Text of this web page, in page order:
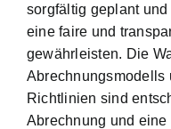
sorgfältig geplant
eine faire und
gewährleisten. Die
Abrechnungsmodells
Richtlinien sind
Abrechnung und